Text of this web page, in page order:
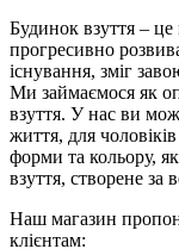
Будинок взуття –
прогресивно
існування, зміг
Ми займаємося як
взуття. У нас ви
життя, для чоловіків
форми та кольору, як
взуття, створене за
Наш магазин
клієнтам: